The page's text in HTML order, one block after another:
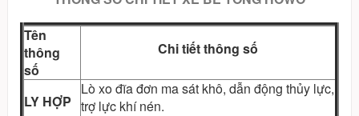
Tên
thông
số
Chi tiết thông số
LY HỢP
Lò xo đĩa đơn ma sát khô, dẫn động thủy lực,
trợ lực khí nén.